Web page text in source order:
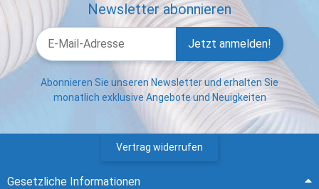
Newsletter abonnieren
Jetzt anmelden!
Abonnieren Sie unseren Newsletter und erhalten Sie
monatlich exklusive Angebote und Neuigkeiten
Vertrag widerrufen
Gesetzliche Informationen